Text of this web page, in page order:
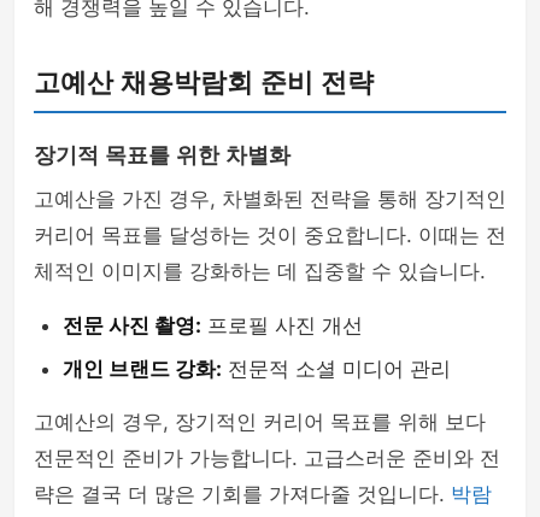
해 경쟁력을 높일 수 있습니다.
고예산 채용박람회 준비 전략
장기적 목표를 위한 차별화
고예산을 가진 경우, 차별화된 전략을 통해 장기적인
커리어 목표를 달성하는 것이 중요합니다. 이때는 전
체적인 이미지를 강화하는 데 집중할 수 있습니다.
전문 사진 촬영: 프로필 사진 개선
개인 브랜드 강화: 전문적 소셜 미디어 관리
고예산의 경우, 장기적인 커리어 목표를 위해 보다
전문적인 준비가 가능합니다. 고급스러운 준비와 전
략은 결국 더 많은 기회를 가져다줄 것입니다. 박람